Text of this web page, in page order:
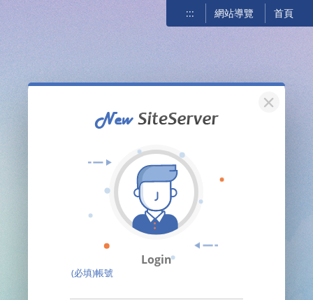
::: 網站導覽 首頁
關閉
Login
(必填)帳號